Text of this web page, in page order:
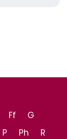
Ff
G
P Ph
R